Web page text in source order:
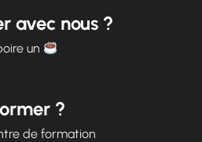
avec nous ?
un
?
de formation